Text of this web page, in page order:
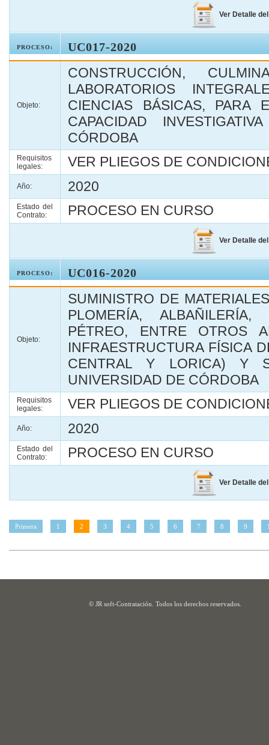
Ver Detalle
PROCESO: UC017-2020
Objeto:
CONSTRUCCIÓN,
LABORATORIOS
CIENCIAS BÁSICAS, PARA
CAPACIDAD
CÓRDOBA
Requisitos
legales:
VER PLIEGOS DE
Año: 2020
Estado del
Contrato:
PROCESO EN CURSO
Ver Detalle
PROCESO: UC016-2020
Objeto:
SUMINISTRO DE
PLOMERÍA,
PÉTREO, ENTRE OTROS
INFRAESTRUCTURA FÍSICA
CENTRAL Y LORICA) Y
UNIVERSIDAD DE CÓRDOBA
Requisitos
legales:
VER PLIEGOS DE
Año: 2020
Estado del
Contrato:
PROCESO EN CURSO
Ver Detalle
Primera 1 2 3 4 5 6 7 8 9
© JR soft-Contratación. Todos los derechos reservados.